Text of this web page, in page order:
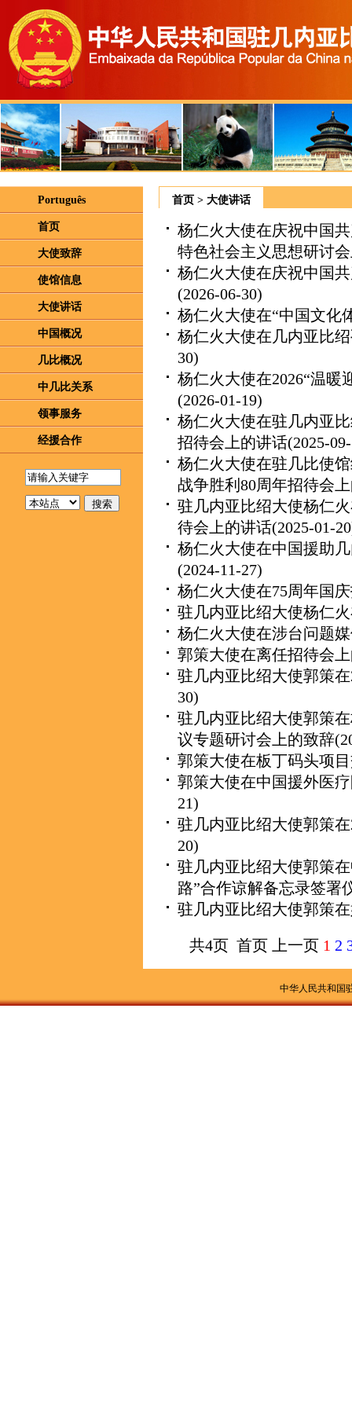
Português
首页
大使致辞
使馆信息
大使讲话
中国概况
几比概况
中几比关系
领事服务
经援合作
首页 > 大使讲话
杨仁火大使在庆祝中国
特色社会主义思想研讨
杨仁火大使在庆祝中国
(2026-06-30)
杨仁火大使在“中国文化
杨仁火大使在几内亚比
30)
杨仁火大使在2026“温暖
(2026-01-19)
杨仁火大使在驻几内亚
招待会上的讲话(2025-
杨仁火大使在驻几比使
战争胜利80周年招待会
驻几内亚比绍大使杨仁
待会上的讲话(2025-01-
杨仁火大使在中国援助
(2024-11-27)
杨仁火大使在75周年国
驻几内亚比绍大使杨仁
杨仁火大使在涉台问题
郭策大使在离任招待会
驻几内亚比绍大使郭策
30)
驻几内亚比绍大使郭策
议专题研讨会上的致辞
郭策大使在板丁码头项
郭策大使在中国援外医
21)
驻几内亚比绍大使郭策
20)
驻几内亚比绍大使郭策
路”合作谅解备忘录签署
驻几内亚比绍大使郭策
共4页 首页 上一页 1 2
中华人民共和国